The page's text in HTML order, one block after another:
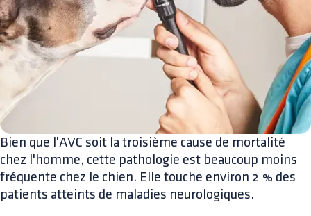
Bien que l'AVC soit la troisième cause de mortalité
chez l'homme, cette pathologie est beaucoup moins
fréquente chez le chien. Elle touche environ 2 % des
patients atteints de maladies neurologiques.